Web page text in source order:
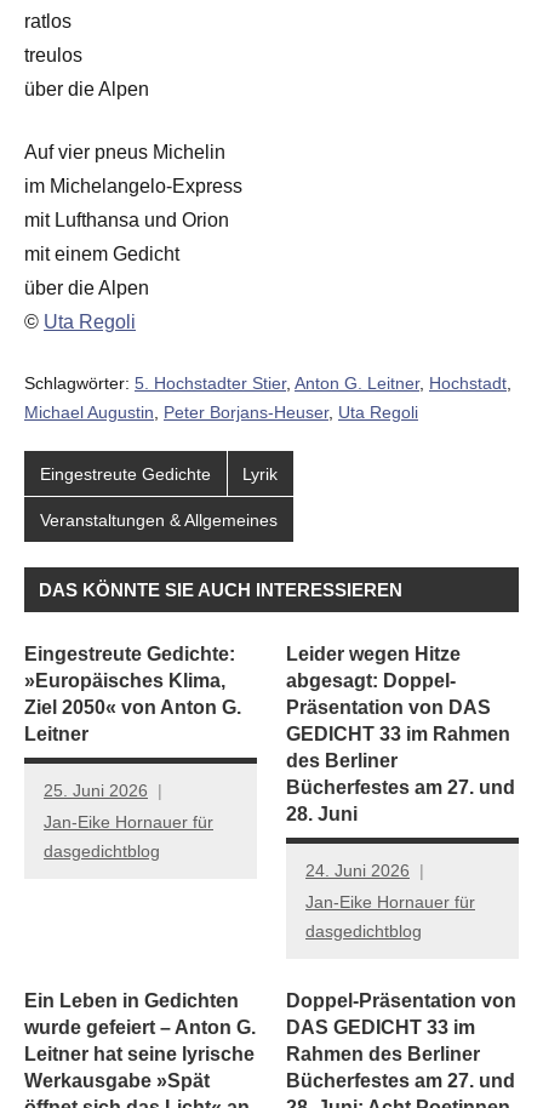
ratlos
treulos
über die Alpen
Auf vier pneus Michelin
im Michelangelo-Express
mit Lufthansa und Orion
mit einem Gedicht
über die Alpen
© Uta Regoli
Schlagwörter: 5. Hochstadter Stier, Anton G. Leitner, Hochstadt,
Michael Augustin, Peter Borjans-Heuser, Uta Regoli
Eingestreute Gedichte Lyrik
Veranstaltungen & Allgemeines
DAS KÖNNTE SIE AUCH INTERESSIEREN
Eingestreute Gedichte:
»Europäisches Klima,
Ziel 2050« von Anton G.
Leitner
25. Juni 2026
Jan-Eike Hornauer für
dasgedichtblog
Leider wegen Hitze
abgesagt: Doppel-
Präsentation von DAS
GEDICHT 33 im Rahmen
des Berliner
Bücherfestes am 27. und
28. Juni
24. Juni 2026
Jan-Eike Hornauer für
dasgedichtblog
Ein Leben in Gedichten
wurde gefeiert – Anton G.
Leitner hat seine lyrische
Werkausgabe »Spät
Doppel-Präsentation von
DAS GEDICHT 33 im
Rahmen des Berliner
Bücherfestes am 27. und